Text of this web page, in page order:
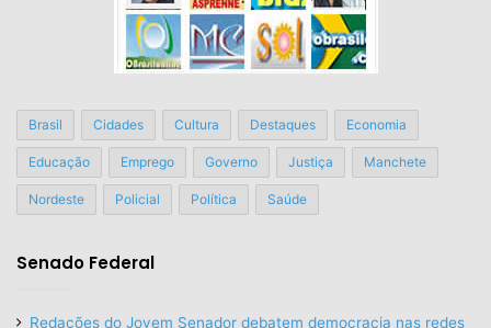
Brasil Cidades Cultura Destaques Economia
Educação Emprego Governo Justiça Manchete
Nordeste Policial Política Saúde
Senado Federal
Redações do Jovem Senador debatem democracia nas redes